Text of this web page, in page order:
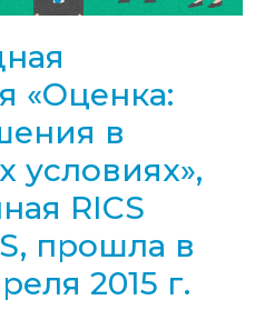
«Оценка:
в
условиях»,
RICS
прошла в
2015 г.